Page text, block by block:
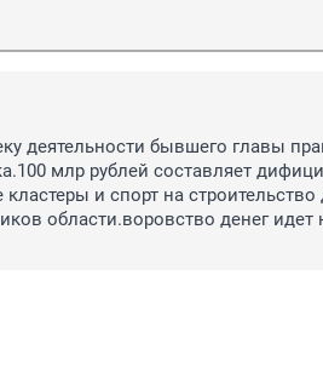
деятельности бывшего главы
млр рублей составляет
кластеры и спорт на
области.воровство денег идет